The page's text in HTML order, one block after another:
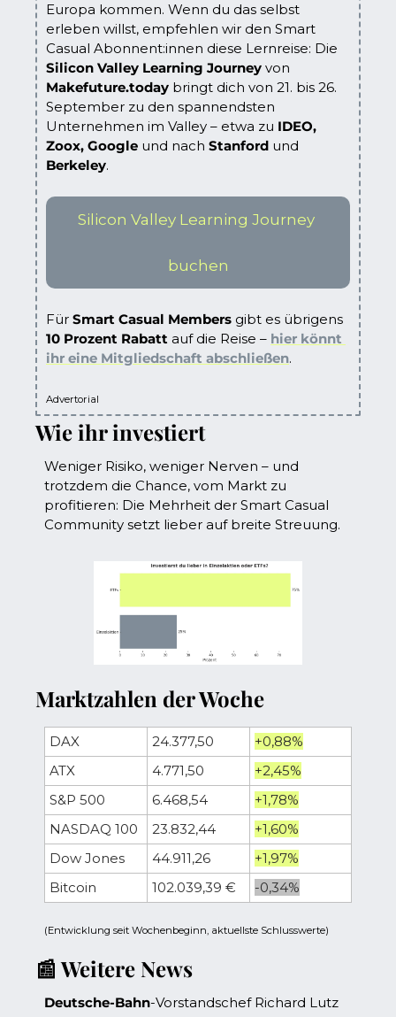
Europa kommen. Wenn du das selbst
erleben willst, empfehlen wir den Smart
Silicon Valley Learning Journey
Makefuture.today bringt dich von 21. bis 26.
September zu den spannendsten
Unternehmen im Valley – etwa zu IDEO,
Zoox, Google und nach Stanford
Berkeley.
Silicon Valley Learning Journey
buchen
Für Smart Casual Members
10 Prozent Rabatt auf die Reise – hier könnt
ihr eine Mitgliedschaft abschließen.
Advertorial
Wie ihr investiert
Weniger Risiko, weniger Nerven – und
trotzdem die Chance, vom Markt zu
profitieren: Die Mehrheit der Smart Casual
Community setzt lieber auf breite Streuung.
Marktzahlen der Woche
DAX 24.377,50
+0,88%
ATX
4.771,50
+2,45%
S&P 500
6.468,54
+1,78%
NASDAQ 100
23.832,44
+1,60%
Dow Jones
44.911,26
+1,97%
Bitcoin
102.039,39 € -0,34%
(Entwicklung seit Wochenbeginn, aktuellste Schlusswerte)
📰 Weitere News
Deutsche-Bahn-Vorstandschef Richard Lutz